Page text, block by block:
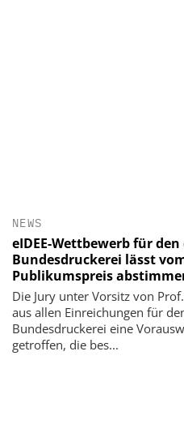
NEWS
eIDEE-Wettbewerb für
Bundesdruckerei lässt
Publikumspreis
Die Jury unter Vorsitz von
aus allen Einreichungen für
Bundesdruckerei eine
getroffen, die bes...